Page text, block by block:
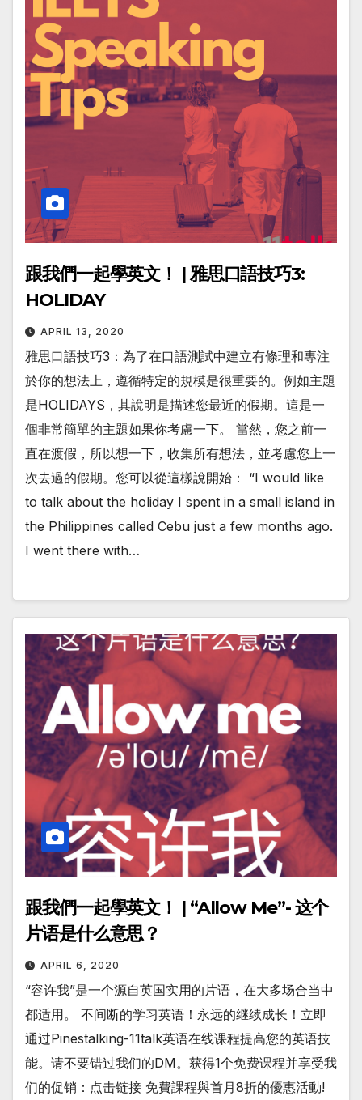
跟我們一起學英文！ | 雅思口語技巧3:
HOLIDAY
APRIL 13, 2020
雅思口語技巧3：為了在口語測試中建立有條理和專注
於你的想法上，遵循特定的規模是很重要的。例如主題
是HOLIDAYS，其說明是描述您最近的假期。這是一
個非常簡單的主題如果你考慮一下。 當然，您之前一
直在渡假，所以想一下，收集所有想法，並考慮您上一
次去過的假期。您可以從這樣說開始： “I would like
to talk about the holiday I spent in a small island in
the Philippines called Cebu just a few months ago.
I went there with…
跟我們一起學英文！ | “Allow Me”- 这个
片语是什么意思？
APRIL 6, 2020
“容许我”是一个源自英国实用的片语，在大多场合当中
都适用。 不间断的学习英语！永远的继续成长！立即
通过Pinestalking-11talk英语在线课程提高您的英语技
能。请不要错过我们的DM。获得1个免费课程并享受我
们的促销：点击链接 免費課程與首月8折的優惠活動!